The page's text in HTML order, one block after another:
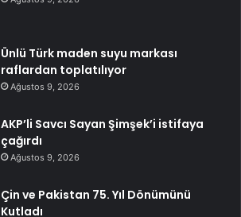
Ünlü Türk maden suyu markası
raflardan toplatılıyor
Ağustos 9, 2026
AKP’li Savcı Sayan Şimşek’i istifaya
çağırdı
Ağustos 9, 2026
Çin ve Pakistan 75. Yıl Dönümünü
Kutladı